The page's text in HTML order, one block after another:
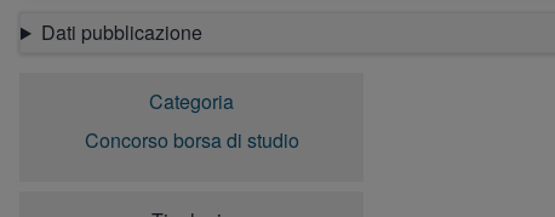
Dati pubblicazione
Categoria
Concorso borsa di studio